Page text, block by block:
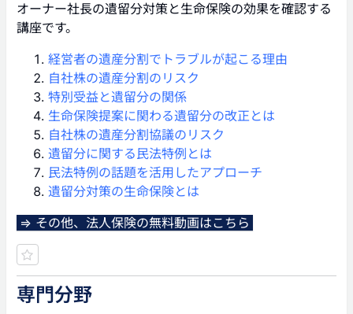
オーナー社長の遺留分対策と生命保険の効果を確認する
講座です。
経営者の遺産分割でトラブルが起こる理由
自社株の遺産分割のリスク
特別受益と遺留分の関係
生命保険提案に関わる遺留分の改正とは
自社株の遺産分割協議のリスク
遺留分に関する民法特例とは
民法特例の話題を活用したアプローチ
遺留分対策の生命保険とは
⇒ その他、法人保険の無料動画はこちら
専門分野